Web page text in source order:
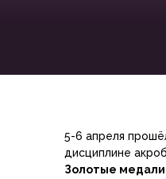
5-6 апреля
дисциплине
Золотые